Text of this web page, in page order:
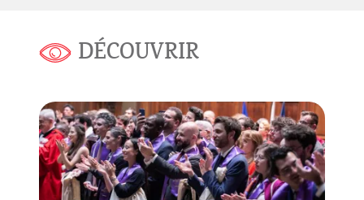
DÉCOUVRIR